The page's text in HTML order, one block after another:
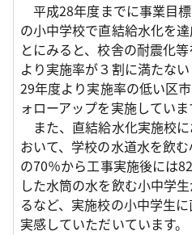
平成28年度までに事業目
の小中学校で直結給水化を
とにみると、校舎の耐震化
より実施率が３割に満たな
29年度より実施率の低い区
ォローアップを実施していま
また、直結給水化実施校
おいて、学校の水道水を飲
の70％から工事実施後には
した水筒の水を飲む小中学
るなど、実施校の小中学生
実感していただいています。